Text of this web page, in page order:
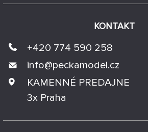
KONTAKT
+420 774 590 258
info@peckamodel.cz
KAMENNÉ PREDAJNE
3x Praha